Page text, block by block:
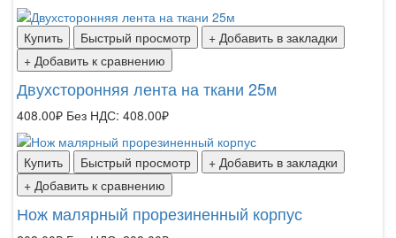
Купить Быстрый просмотр
+ Добавить в закладки
+ Добавить к сравнению
Двухсторонняя лента на ткани 25м
408.00₽ Без НДС: 408.00₽
Купить Быстрый просмотр
+ Добавить в закладки
+ Добавить к сравнению
Нож малярный прорезиненный корпус